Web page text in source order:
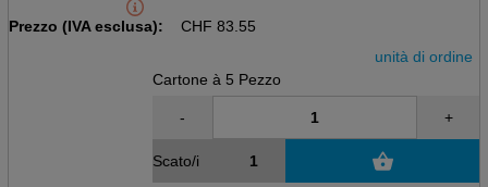
Prezzo (IVA esclusa): CHF 83.55
unità di ordine
Cartone à 5 Pezzo
- +
Scato/i